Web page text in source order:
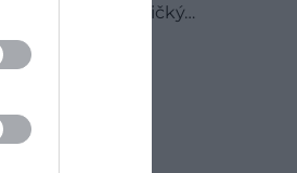
Španielsko a maličký…
DRIVE-TIP